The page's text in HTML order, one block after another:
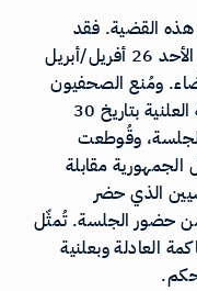
هذه القضية. فقد
صدرت بطاقة الإيداع في حق الهاني يوم الأحد 26 أفريل/أبريل
ومُنع الصحفيون
من دخول قصر العدالة لتغطية الجلسة العلنية بتاريخ 30
وقُوطعت
الجمهورية مقابلة
الذي حضر
حضور الجلسة. تُمثّل
العادلة وبعلنية